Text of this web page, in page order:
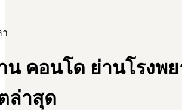
น คอนโด ย่านโรงพ
ล่าสุด